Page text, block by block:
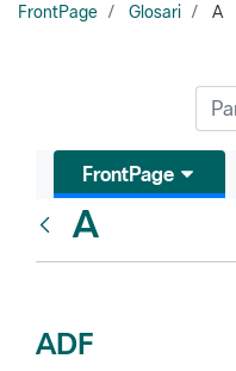
FrontPage Glosari A
FrontPage
A
ADF